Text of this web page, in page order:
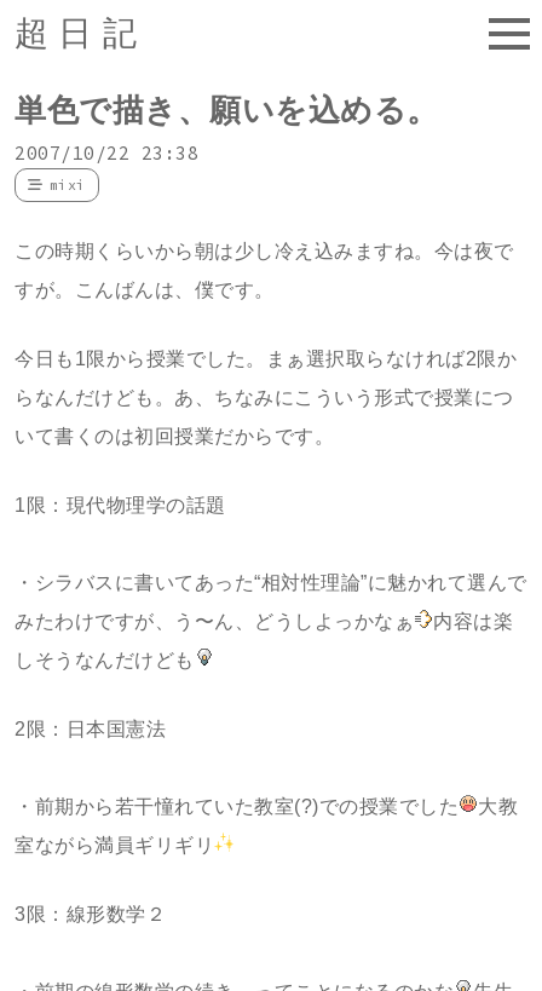
超日記
単色で描き、願いを込める。
2007/10/22 23:38
mixi
この時期くらいから朝は少し冷え込みますね。今は夜で
すが。こんばんは、僕です。
今日も1限から授業でした。まぁ選択取らなければ2限か
らなんだけども。あ、ちなみにこういう形式で授業につ
いて書くのは初回授業だからです。
1限：現代物理学の話題
・シラバスに書いてあった“相対性理論”に魅かれて選んで
みたわけですが、う〜ん、どうしよっかなぁ
内容は楽
しそうなんだけども
2限：日本国憲法
・前期から若干憧れていた教室(?)での授業でした
大教
室ながら満員ギリギリ
3限：線形数学２